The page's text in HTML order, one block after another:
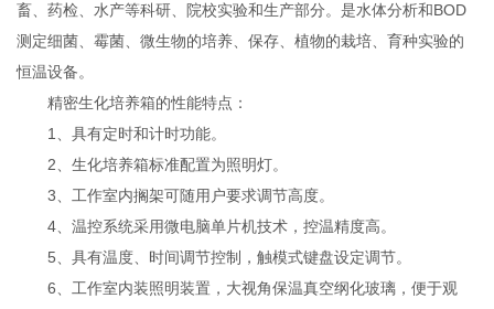
畜、药检、水产等科研、院校实验和生产部分。是水体分析和BOD
测定细菌、霉菌、微生物的培养、保存、植物的栽培、育种实验的
恒温设备。
精密生化培养箱的性能特点：
1、具有定时和计时功能。
2、生化培养箱标准配置为照明灯。
3、工作室内搁架可随用户要求调节高度。
4、温控系统采用微电脑单片机技术，控温精度高。
5、具有温度、时间调节控制，触模式键盘设定调节。
6、工作室内装照明装置，大视角保温真空纲化玻璃，便于观